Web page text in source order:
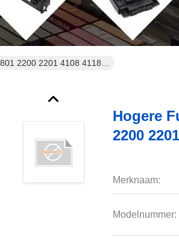
2200 2201 4108 4118…
Hogere
2200
Merknaam:
Modelnummer: